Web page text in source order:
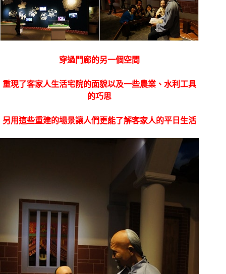
穿過門廊的另一個空間
重現了客家人生活宅院的面貌以及一些農業、水利工具
的巧思
另用這些重建的場景讓人們更能了解客家人的平日生活